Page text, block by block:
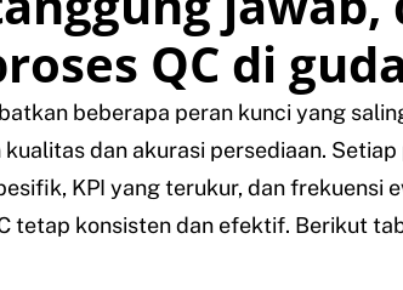
QC di
beberapa peran kunci yang
dan akurasi persediaan.
KPI yang terukur, dan frekuensi
tetap konsisten dan efektif. Berikut